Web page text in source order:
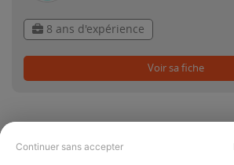
Continuer sans accepter
8 ans d'expérience
Voir sa fiche